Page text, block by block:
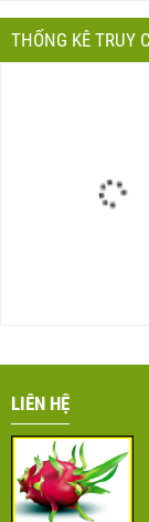
THỐNG KÊ TRUY
LIÊN HỆ